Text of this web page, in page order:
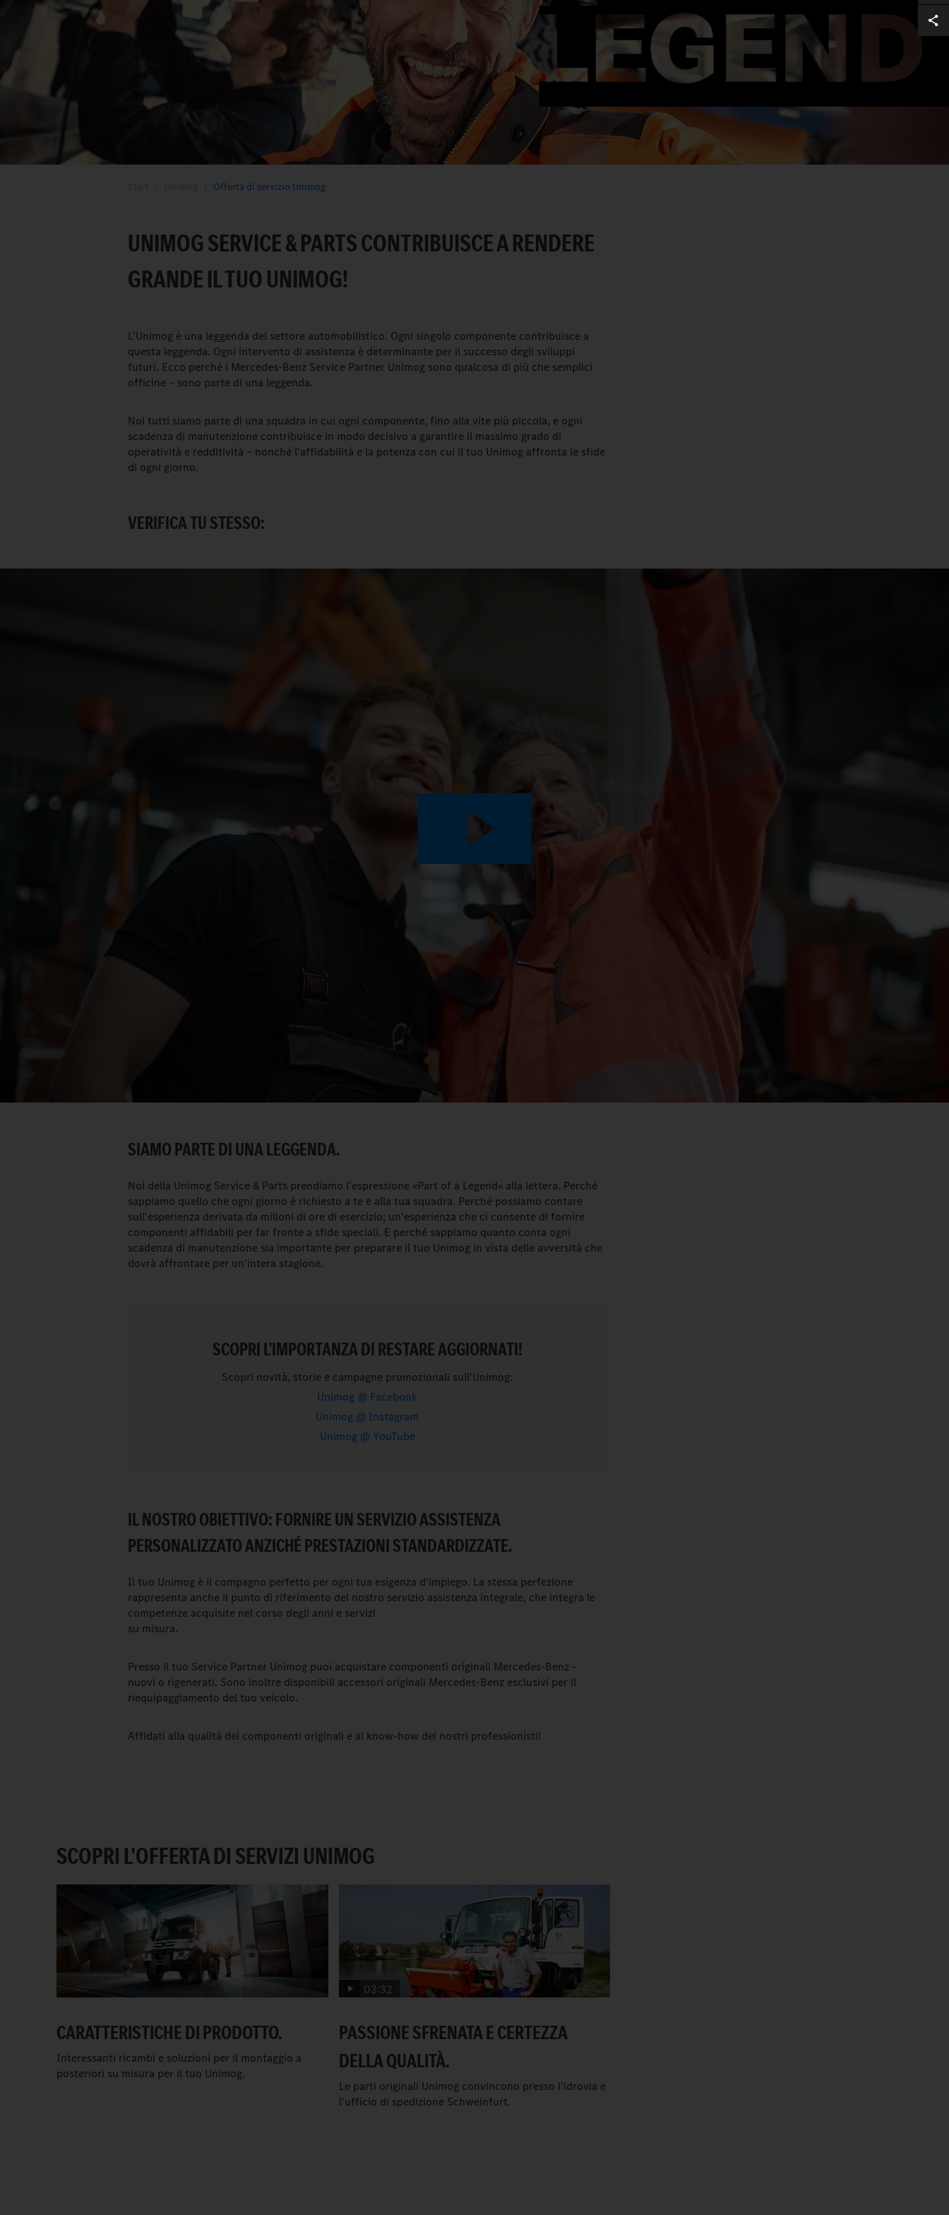
Offerta di servizio Unimog
UNIMOG SERVICE & PARTS CONTRIBUISCE A RENDERE
GRANDE IL TUO UNIMOG!
L'Unimog è una leggenda del settore automobilistico. Ogni singolo componente contribuisce a
questa leggenda. Ogni intervento di assistenza è determinante per il successo degli sviluppi
futuri. Ecco perché i Mercedes-Benz Service Partner Unimog sono qualcosa di più che semplici
officine – sono parte di una leggenda.
Noi tutti siamo parte di una squadra in cui ogni componente, fino alla vite più piccola, e ogni
scadenza di manutenzione contribuisce in modo decisivo a garantire il massimo grado di
operatività e redditività – nonché l'affidabilità e la potenza con cui il tuo Unimog affronta le sfide
di ogni giorno.
VERIFICA TU STESSO:
Play
SIAMO PARTE DI UNA LEGGENDA.
Noi della Unimog Service & Parts prendiamo l'espressione «Part of a Legend» alla lettera. Perché
sappiamo quello che ogni giorno è richiesto a te e alla tua squadra. Perché possiamo contare
sull'esperienza derivata da milioni di ore di esercizio; un'esperienza che ci consente di fornire
componenti affidabili per far fronte a sfide speciali. E perché sappiamo quanto conta ogni
scadenza di manutenzione sia importante per preparare il tuo Unimog in vista delle avversità che
dovrà affrontare per un'intera stagione.
SCOPRI L'IMPORTANZA DI RESTARE AGGIORNATI!
Scopri novità, storie e campagne promozionali sull'Unimog:
Unimog @ Facebook
Unimog @ Instagram
Unimog @ YouTube
IL NOSTRO OBIETTIVO: FORNIRE UN SERVIZIO ASSISTENZA
PERSONALIZZATO ANZICHÉ PRESTAZIONI STANDARDIZZATE.
Il tuo Unimog è il compagno perfetto per ogni tua esigenza d'impiego. La stessa perfezione
rappresenta anche il punto di riferimento del nostro servizio assistenza integrale, che integra le
competenze acquisite nel corso degli anni e servizi
su misura.
Presso il tuo Service Partner Unimog puoi acquistare componenti originali Mercedes-Benz –
nuovi o rigenerati. Sono inoltre disponibili accessori originali Mercedes-Benz esclusivi per il
riequipaggiamento del tuo veicolo.
Affidati alla qualità dei componenti originali e al know-how dei nostri professionisti!
SCOPRI L'OFFERTA DI SERVIZI UNIMOG
CARATTERISTICHE DI PRODOTTO.
Interessanti ricambi e soluzioni per il montaggio a
posteriori su misura per il tuo Unimog.
03:32
PASSIONE SFRENATA E CERTEZZA
DELLA QUALITÀ.
Le parti originali Unimog convincono presso l'idrovia e
l'ufficio di spedizione Schweinfurt.